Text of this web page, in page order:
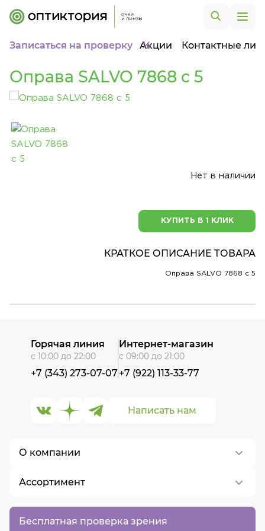
Записаться на проверку Акции Контактные
Оправа SALVO 7868 c 5
Нет в наличии
КУПИТЬ В 1 КЛИК
КРАТКОЕ ОПИСАНИЕ ТОВАРА
Оправа SALVO 7868 c 5
Бесплатная проверка зрения
О компании
О нас
Контакты
Вакансии
Ассортимент
Написать нам
Горячая линия
с 10:00 до 22:00
+7 (343) 273-07-07
Интернет-магазин
с 09:00 до 21:00
+7 (922) 113-33-77